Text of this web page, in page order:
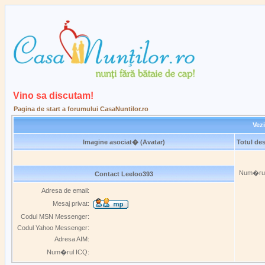
Vino sa discutam!
Pagina de start a forumului CasaNuntilor.ro
Imagine asociat� (Avatar) Totul
Contact Leeloo393
Adresa de email:
Mesaj privat:
Codul MSN Messenger:
Codul Yahoo Messenger:
Adresa AIM:
Num�rul ICQ: